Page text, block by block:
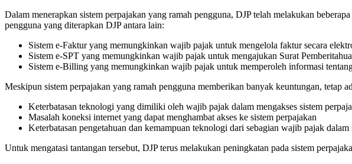
Dalam menerapkan sistem perpajakan yang ramah pengguna, DJP telah melakukan
pengguna yang diterapkan DJP antara lain:
Sistem e-Faktur yang memungkinkan wajib pajak untuk mengelola faktur secara
Sistem e-SPT yang memungkinkan wajib pajak untuk mengajukan Surat
Sistem e-Billing yang memungkinkan wajib pajak untuk memperoleh informasi
Meskipun sistem perpajakan yang ramah pengguna memberikan banyak keuntungan, tetap
Keterbatasan teknologi yang dimiliki oleh wajib pajak dalam mengakses sistem
Masalah koneksi internet yang dapat menghambat akses ke sistem perpajakan
Keterbatasan pengetahuan dan kemampuan teknologi dari sebagian wajib pajak
Untuk mengatasi tantangan tersebut, DJP terus melakukan peningkatan pada sistem